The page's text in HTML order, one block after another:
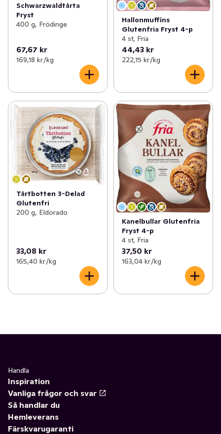
Schwarzwaldtårta
Fryst
400 g, Frödinge
67,67 kr
169,18 kr /kg
Hallonmuffins
Glutenfria Fryst 4-p
4 st, Fria
44,43 kr
222,15 kr /kg
Tårtbotten 3-Delad
Glutenfri
200 g, Eldorado
33,08 kr
165,40 kr /kg
Kanelbullar Glutenfria
Fryst 4-p
4 st, Fria
37,50 kr
163,04 kr /kg
Handla
Inspiration
Vanliga frågor och svar
Så handlar du
Hemleverans
Färskvarugaranti